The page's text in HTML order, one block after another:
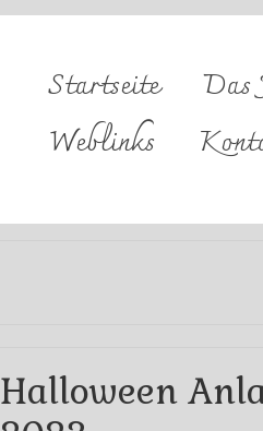
Startseite Das
Weblinks
Halloween